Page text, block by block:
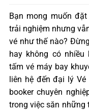
Bạn mong muốn
trải nghiệm nhưng
vé như thế nào?
hay không có nhiều
tấm vé máy bay
liên hệ đến đại lý
booker chuyên
trong việc săn những